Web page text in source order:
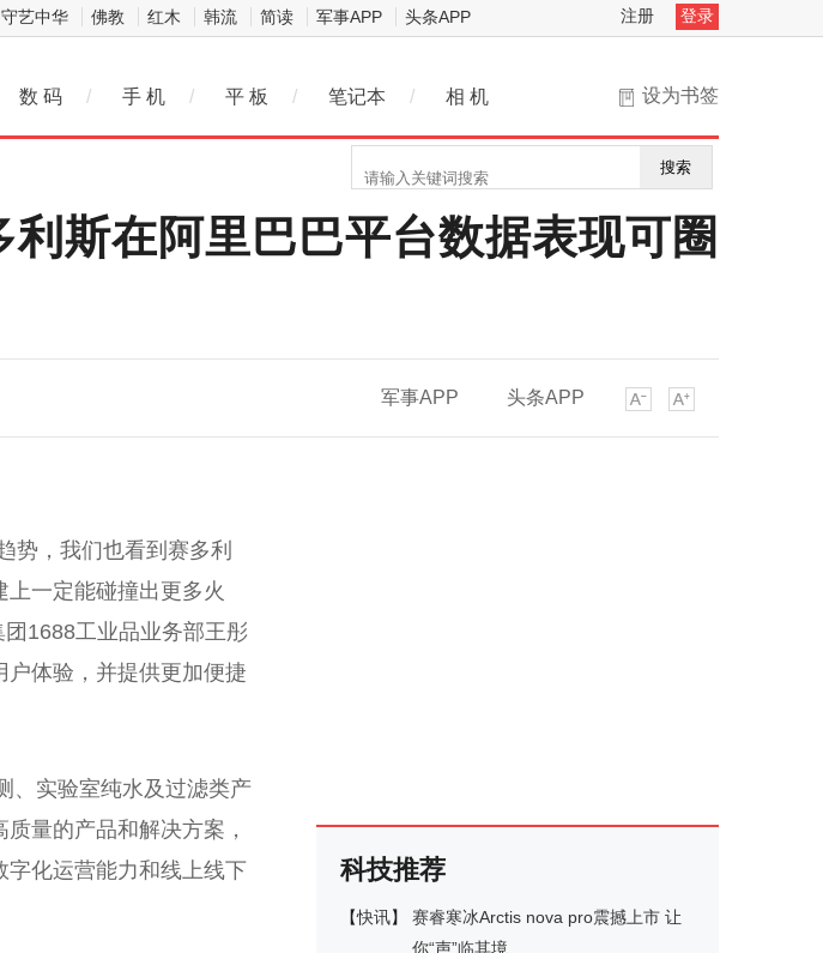
守艺中华 佛教 红木 韩流 简读 军事APP 头条APP 注册 登录
设为书签
数 码 / 手 机 / 平 板 / 笔记本 / 相 机
搜索
斯在阿里巴巴平台数据表现可圈
军事APP 头条APP
势，我们也看到赛多利
一定能碰撞出更多火
1688工业品业务部王彤
体验，并提供更加便捷
、实验室纯水及过滤类产
量的产品和解决方案，
字化运营能力和线上线下
科技推荐
【快讯】
赛睿寒冰Arctis nova pro震撼上市 让
你“声”临其境